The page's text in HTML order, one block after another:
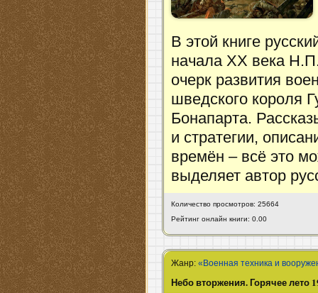
В этой книге
начала XX века
очерк развития
шведского короля
Бонапарта.
и стратегии,
времён – всё это
выделяет автор
Количество просмотров: 25664
Рейтинг онлайн книги: 0.00
Жанр:«Военная техника и
Небо вторжения. Горячее лето